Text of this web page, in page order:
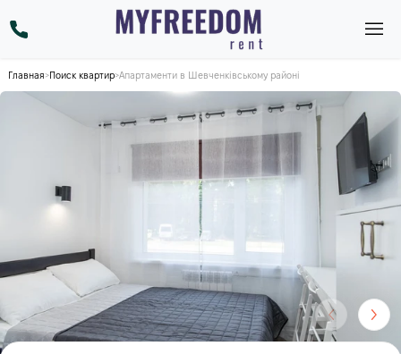
Главная>Поиск квартир>Апартаменти в Шевченківському районі